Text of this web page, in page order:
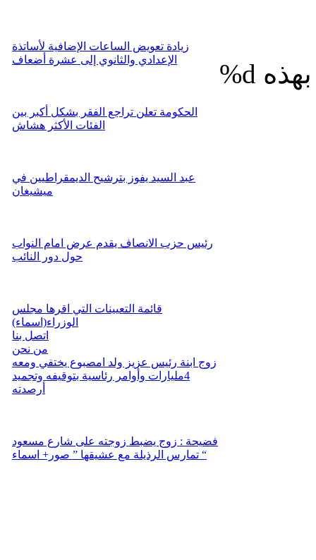
زيادة تعويض الساعات الإضافية لأساتذة
الإعدادي والثانوي إلى عشرة أضعاف
الحكومة تعلن تراجع الفقر بشكل أكبر بين
الفئات الأكثر هشاش
عبد السيد يفوز بترشيح الديمقراطيين في
ميشيغان
رئيس حزب الانصاف يقدم عرض امام النواب
حول دور النائب
قائمة التعيينات التي اقرها مجلس
الوزراء(اسماء)
اتصل بنا
من نحن
زوج ابنة رئيس عزيز ولد امصبوع يختفي ومعه
4مليارات وأوامر رئاسية بتوقيفه وتجميد
أرصدته
فضيحة : زوج يضبط زوجته على شارع مسعود
تمارس الرذيلة مع عشيقها ” صور+ اسماء “
%d